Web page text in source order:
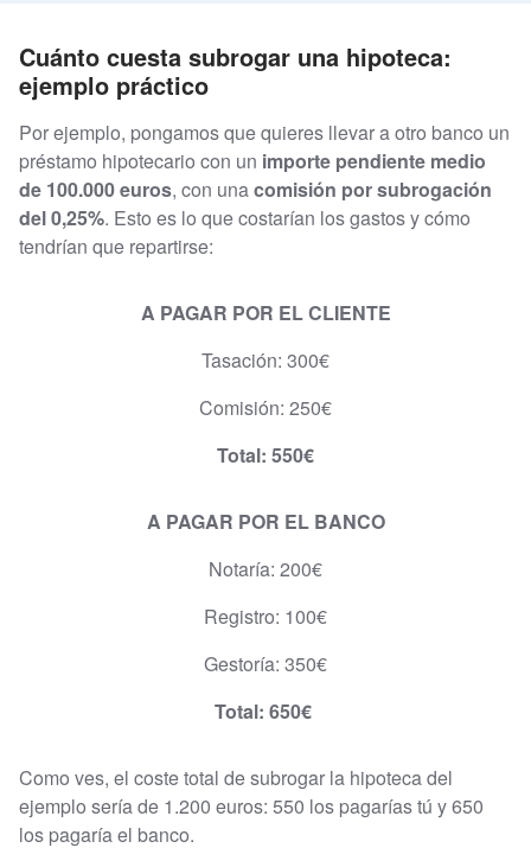
Cuánto cuesta subrogar una hipoteca:
ejemplo práctico
Por ejemplo, pongamos que quieres llevar a otro banco un
préstamo hipotecario con un importe pendiente medio
de 100.000 euros, con unacomisión por subrogación
del 0,25%. Esto es lo que costarían los gastos y cómo
tendrían que repartirse:
A PAGAR POR EL CLIENTE
Tasación: 300€
Comisión: 250€
Total: 550€
A PAGAR POR EL BANCO
Notaría: 200€
Registro: 100€
Gestoría: 350€
Total: 650€
Como ves, el coste total de subrogar la hipoteca del
ejemplo sería de 1.200 euros: 550 los pagarías tú y 650
los pagaría el banco.